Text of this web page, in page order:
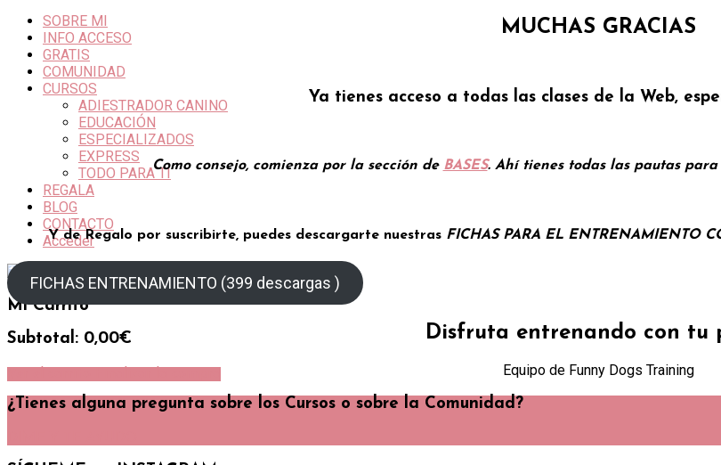
SOBRE MI
INFO ACCESO
GRATIS
COMUNIDAD
CURSOS
ADIESTRADOR CANINO
EDUCACIÓN
ESPECIALIZADOS
EXPRESS
TODO PARA TI
REGALA
BLOG
CONTACTO
Acceder
Mi Carrito
Subtotal: 0,00€
MUCHAS GRACIAS
Ya tienes acceso a todas las clases de la Web,
Como consejo, comienza por la sección de BASES. Ahí tienes todas las pautas
Y de Regalo por suscribirte, puedes descargarte nuestras FICHAS PARA EL ENTRENAMIENTO
FICHAS ENTRENAMIENTO (399 descargas )
Disfruta entrenando con tu
Equipo de Funny Dogs Training
¿Tienes alguna pregunta sobre los Cursos o sobre la Comunidad?